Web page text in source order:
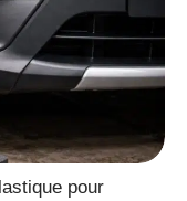
pour